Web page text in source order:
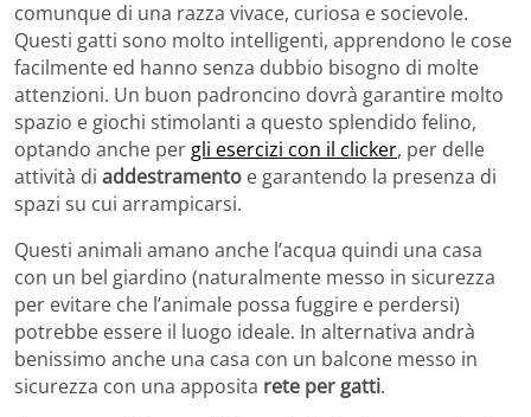
comunque di una razza vivace, curiosa e socievole.
Questi gatti sono molto intelligenti, apprendono le cose
facilmente ed hanno senza dubbio bisogno di molte
attenzioni. Un buon padroncino dovrà garantire molto
spazio e giochi stimolanti a questo splendido felino,
optando anche per gli esercizi con il clicker, per delle
attività di addestramento e garantendo la presenza di
spazi su cui arrampicarsi.
Questi animali amano anche l’acqua quindi una casa
con un bel giardino (naturalmente messo in sicurezza
per evitare che l’animale possa fuggire e perdersi)
potrebbe essere il luogo ideale. In alternativa andrà
benissimo anche una casa con un balcone messo in
sicurezza con una apposita rete per gatti.